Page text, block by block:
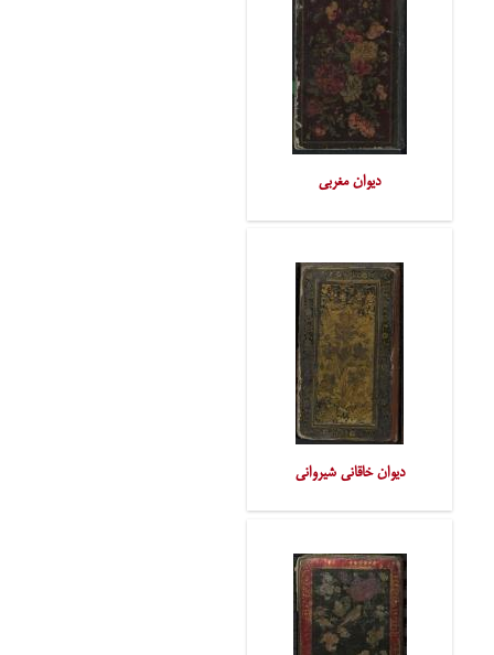
دیوان مغربی
دیوان خاقانی شیروانی